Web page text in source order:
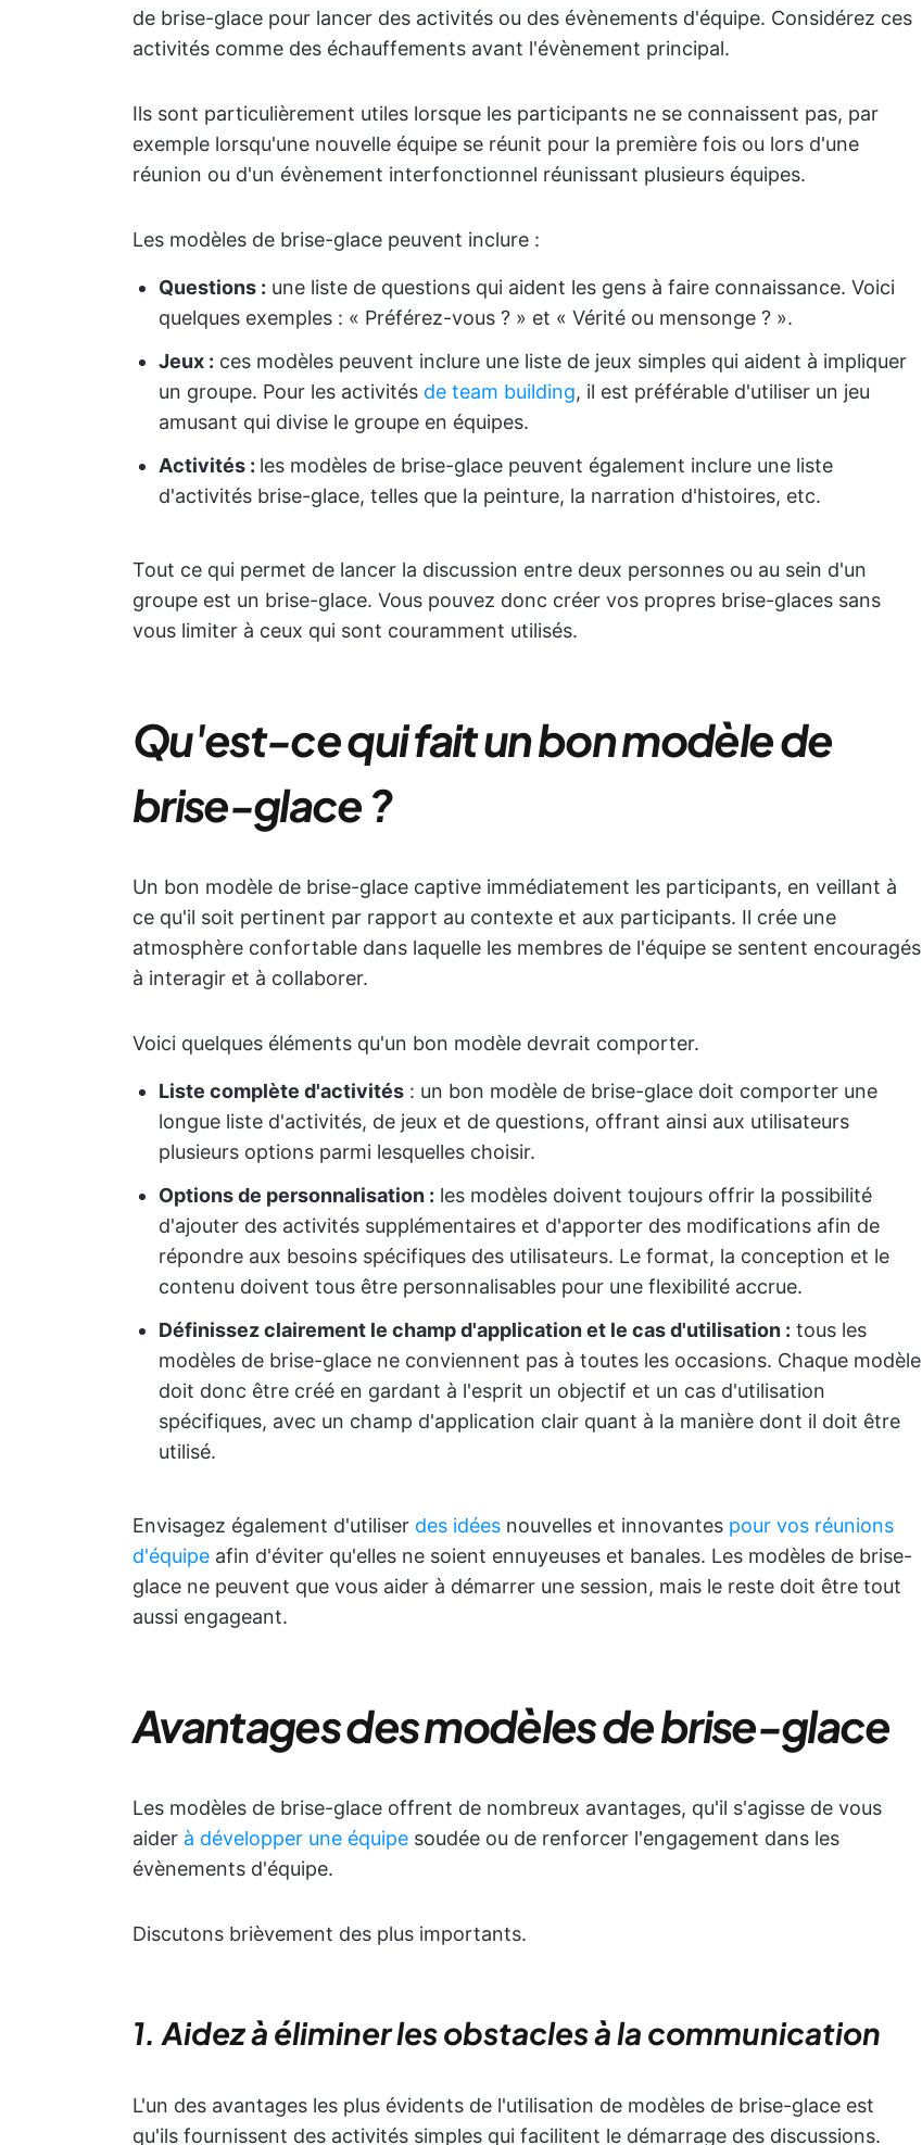
de brise-glace pour lancer des activités ou des évènements d'équipe. Considérez ces
activités comme des échauffements avant l'évènement principal.
Ils sont particulièrement utiles lorsque les participants ne se connaissent pas, par
exemple lorsqu'une nouvelle équipe se réunit pour la première fois ou lors d'une
réunion ou d'un évènement interfonctionnel réunissant plusieurs équipes.
Les modèles de brise-glace peuvent inclure :
Questions : une liste de questions qui aident les gens à faire connaissance. Voici
quelques exemples : « Préférez-vous ? » et « Vérité ou mensonge ? ».
Jeux : ces modèles peuvent inclure une liste de jeux simples qui aident à impliquer
un groupe. Pour les activités de team building, il est préférable d'utiliser un jeu
amusant qui divise le groupe en équipes.
Activités : les modèles de brise-glace peuvent également inclure une liste
d'activités brise-glace, telles que la peinture, la narration d'histoires, etc.
Tout ce qui permet de lancer la discussion entre deux personnes ou au sein d'un
groupe est un brise-glace. Vous pouvez donc créer vos propres brise-glaces sans
vous limiter à ceux qui sont couramment utilisés.
Qu'est-ce qui fait un bon modèle de
brise-glace ?
Un bon modèle de brise-glace captive immédiatement les participants, en veillant à
ce qu'il soit pertinent par rapport au contexte et aux participants. Il crée une
atmosphère confortable dans laquelle les membres de l'équipe se sentent encouragés
à interagir et à collaborer.
Voici quelques éléments qu'un bon modèle devrait comporter.
Liste complète d'activités : un bon modèle de brise-glace doit comporter une
longue liste d'activités, de jeux et de questions, offrant ainsi aux utilisateurs
plusieurs options parmi lesquelles choisir.
Options de personnalisation : les modèles doivent toujours offrir la possibilité
d'ajouter des activités supplémentaires et d'apporter des modifications afin de
répondre aux besoins spécifiques des utilisateurs. Le format, la conception et le
contenu doivent tous être personnalisables pour une flexibilité accrue.
Définissez clairement le champ d'application et le cas d'utilisation : tous les
modèles de brise-glace ne conviennent pas à toutes les occasions. Chaque modèle
doit donc être créé en gardant à l'esprit un objectif et un cas d'utilisation
spécifiques, avec un champ d'application clair quant à la manière dont il doit être
utilisé.
Envisagez également d'utiliser des idées nouvelles et innovantes pour vos réunions
d'équipe afin d'éviter qu'elles ne soient ennuyeuses et banales. Les modèles de brise-
glace ne peuvent que vous aider à démarrer une session, mais le reste doit être tout
aussi engageant.
Avantages des modèles de brise-glace
Les modèles de brise-glace offrent de nombreux avantages, qu'il s'agisse de vous
aider à développer une équipe soudée ou de renforcer l'engagement dans les
évènements d'équipe.
Discutons brièvement des plus importants.
1. Aidez à éliminer les obstacles à la communication
L'un des avantages les plus évidents de l'utilisation de modèles de brise-glace est
qu'ils fournissent des activités simples qui facilitent le démarrage des discussions.